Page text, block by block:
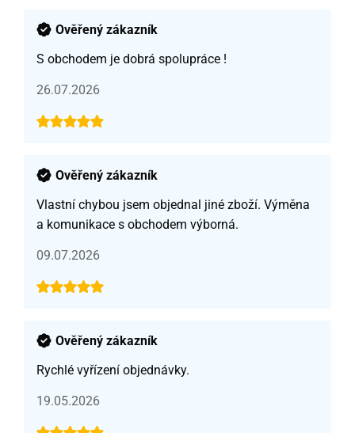
Ověřený zákazník
S obchodem je dobrá spolupráce !
26.07.2026
Ověřený zákazník
Vlastní chybou jsem objednal jiné zboží. Výměna
a komunikace s obchodem výborná.
09.07.2026
Ověřený zákazník
Rychlé vyřízení objednávky.
19.05.2026